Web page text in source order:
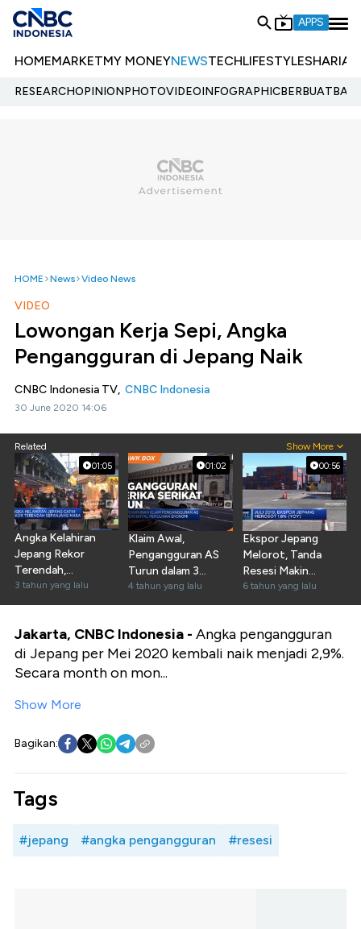
APPS
HOMEMARKETMY MONEYNEWSTECHLIFESTYLESHARIA
RESEARCHOPINIONPHOTOVIDEOINFOGRAPHIC
HOME News Video News
VIDEO
Lowongan Kerja Sepi, Angka
Pengangguran di Jepang Naik
CNBC Indonesia TV, CNBC Indonesia
30 June 2020 14:06
Related Show More
01:05
Angka Kelahiran
Jepang Rekor
Terendah,
Fenomena
Childfree?
3 tahun yang lalu
01:02
Klaim Awal,
Pengangguran AS
Turun dalam 3
Pekan Beruntun
4 tahun yang lalu
00:56
Ekspor Jepang
Melorot, Tanda
Resesi Makin
Nyata?
6 tahun yang lalu
Jakarta, CNBC Indonesia - Angka pengangguran
di Jepang per Mei 2020 kembali naik menjadi 2,9%.
Secara month on mon...
Show More
Bagikan:
Tags
#jepang #angka pengangguran #resesi